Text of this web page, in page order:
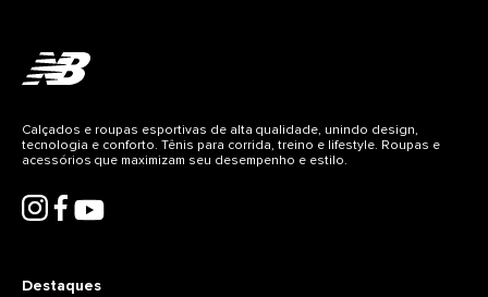
Destaques
Calçados e roupas esportivas de alta qualidade, unindo design,
tecnologia e conforto. Tênis para corrida, treino e lifestyle. Roupas e
acessórios que maximizam seu desempenho e estilo.